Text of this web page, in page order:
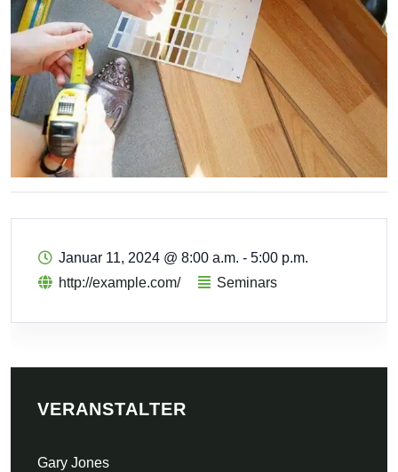
Januar 11, 2024 @ 8:00 a.m. - 5:00 p.m.
http://example.com/
Seminars
VERANSTALTER
Gary Jones